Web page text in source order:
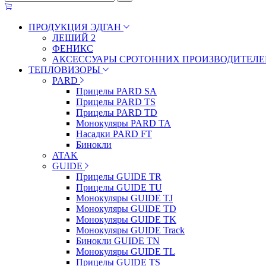
ПРОДУКЦИЯ ЭДГАН
ЛЕШИЙ 2
ФЕНИКС
АКСЕССУАРЫ СРОТОННИХ
ТЕПЛОВИЗОРЫ
PARD
Прицелы PARD SA
Прицелы PARD TS
Прицелы PARD TD
Монокуляры PARD TA
Насадки PARD FT
Бинокли
ATAK
GUIDE
Прицелы GUIDE TR
Прицелы GUIDE TU
Монокуляры GUIDE TJ
Монокуляры GUIDE TD
Монокуляры GUIDE TK
Монокуляры GUIDE Track
Бинокли GUIDE TN
Монокуляры GUIDE TL
Прицелы GUIDE TS